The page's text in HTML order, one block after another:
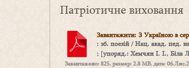
Патріотичне виховання
Завантажити: З Україною в
: зб. поезій / Нац. акад. пед.
; [упоряд.: Хемчян І. І., Біла
Завантажено: 825, размер: 2.8 MB, дата: